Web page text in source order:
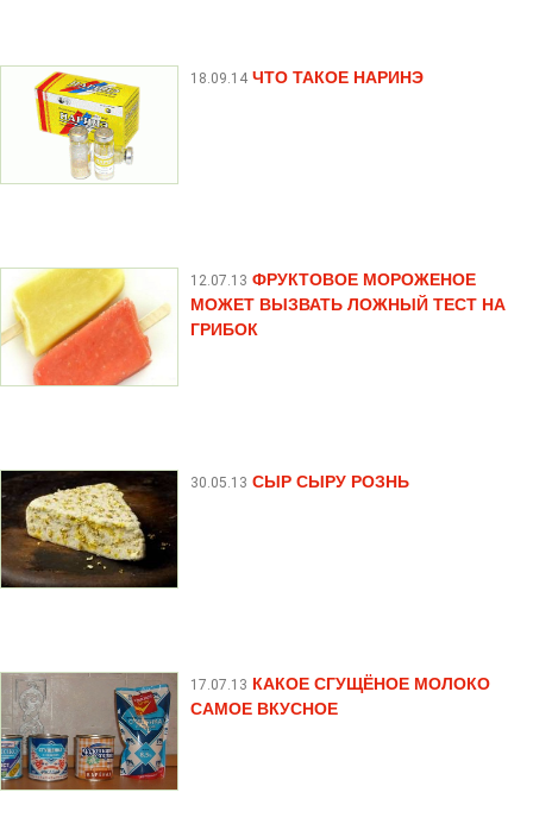
18.09.14 ЧТО ТАКОЕ НАРИНЭ
12.07.13 ФРУКТОВОЕ МОРОЖЕНОЕ
МОЖЕТ ВЫЗВАТЬ ЛОЖНЫЙ ТЕСТ НА
ГРИБОК
30.05.13 СЫР СЫРУ РОЗНЬ
17.07.13 КАКОЕ СГУЩЁНОЕ МОЛОКО
САМОЕ ВКУСНОЕ